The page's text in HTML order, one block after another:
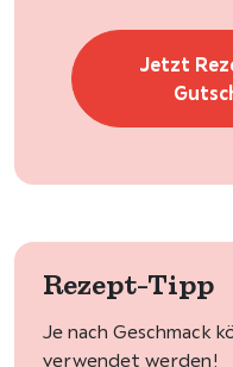
Jetzt
Rezept-Tipp
Je nach Geschmack
verwendet werden!